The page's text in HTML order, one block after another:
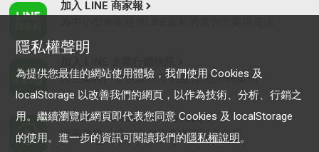
加入 LINE 商家報
為企業客戶提供最新市場趨勢, 應用與案例
LINE Biz-Solutions YouTube
實用教學、成功案例等多樣化影音內容
隱私權聲明
為提供您最佳的網站使用體驗，我們使用 Cookies 及
localStorage 以改善我們的網頁，以作為技術、分析、行銷之
用。繼續瀏覽此網頁即代表您同意 Cookies 及 localStorage
的使用。進一步的資訊可閱讀我們的隱私權說明。